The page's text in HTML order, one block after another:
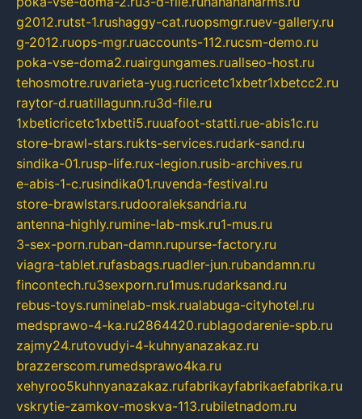
g2012.rutst-1.rushaggy-cat.ruopsmgr.ruev-gallery.ru
g-2012.ruops-mgr.ruaccounts-112.rucsm-demo.ru
poka-vse-doma2.ruairgungames.ruallseo-host.ru
tehosmotre.ruvarieta-yug.rucricetc1xbetr1xbetcc2.ru
raytor-d.ruatillagunn.ru3d-file.ru
1xbeticricetc1xbetti5.ruuafoot-statti.rue-abis1c.ru
store-brawl-stars.rukts-services.rudark-sand.ru
sindika-01.rusp-life.rux-legion.rusib-archives.ru
e-abis-1-c.rusindika01.ruvenda-festival.ru
store-brawlstars.rudooraleksandria.ru
antenna-highly.rumine-lab-msk.ru1-mus.ru
3-sex-porn.ruban-damn.rupurse-factory.ru
viagra-tablet.rufasbags.ruadler-jun.rubandamn.ru
fincontech.ru3sexporn.ru1mus.rudarksand.ru
rebus-toys.ruminelab-msk.rualabuga-cityhotel.ru
medsprawo-4-ka.ru2864420.rublagodarenie-spb.ru
zajmy24.rutovudyi-4-kuhnyanazakaz.ru
brazzerscom.rumedsprawo4ka.ru
xehyroo5kuhnyanazakaz.rufabrikayfabrikaefabrika.ru
vskrytie-zamkov-moskva-113.rubiletnadom.ru